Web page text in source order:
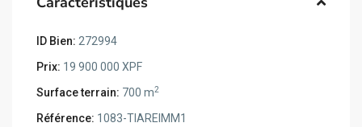
ID Bien: 272994
Prix: 19 900 000 XPF
Surface terrain: 700 m2
Référence: 1083-TIAREIMM1